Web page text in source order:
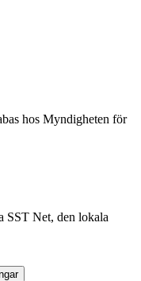
hos Myndigheten för
SST Net, den lokala